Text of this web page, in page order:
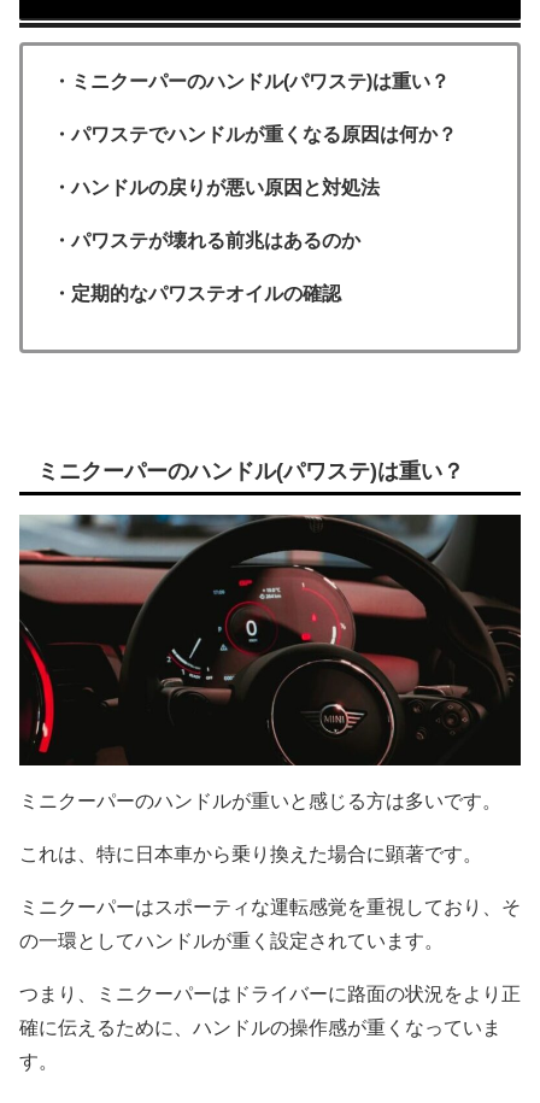
・ミニクーパーのハンドル(パワステ)は重い？
・パワステでハンドルが重くなる原因は何か？
・ハンドルの戻りが悪い原因と対処法
・パワステが壊れる前兆はあるのか
・定期的なパワステオイルの確認
ミニクーパーのハンドル(パワステ)は重い？
ミニクーパーのハンドルが重いと感じる方は多いです。
これは、特に日本車から乗り換えた場合に顕著です。
ミニクーパーはスポーティな運転感覚を重視しており、そ
の一環としてハンドルが重く設定されています。
つまり、ミニクーパーはドライバーに路面の状況をより正
確に伝えるために、ハンドルの操作感が重くなっていま
す。